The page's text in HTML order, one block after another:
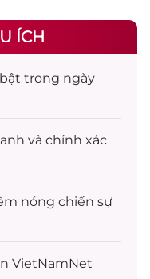
ÍCH
trong ngày
và chính xác
nóng chiến sự
VietNamNet